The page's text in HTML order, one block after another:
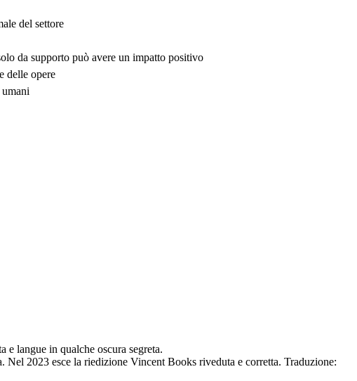
del settore
da supporto può avere un impatto positivo
delle opere
e langue in qualche oscura segreta.
2023 esce la riedizione Vincent Books riveduta e corretta. Traduzione: